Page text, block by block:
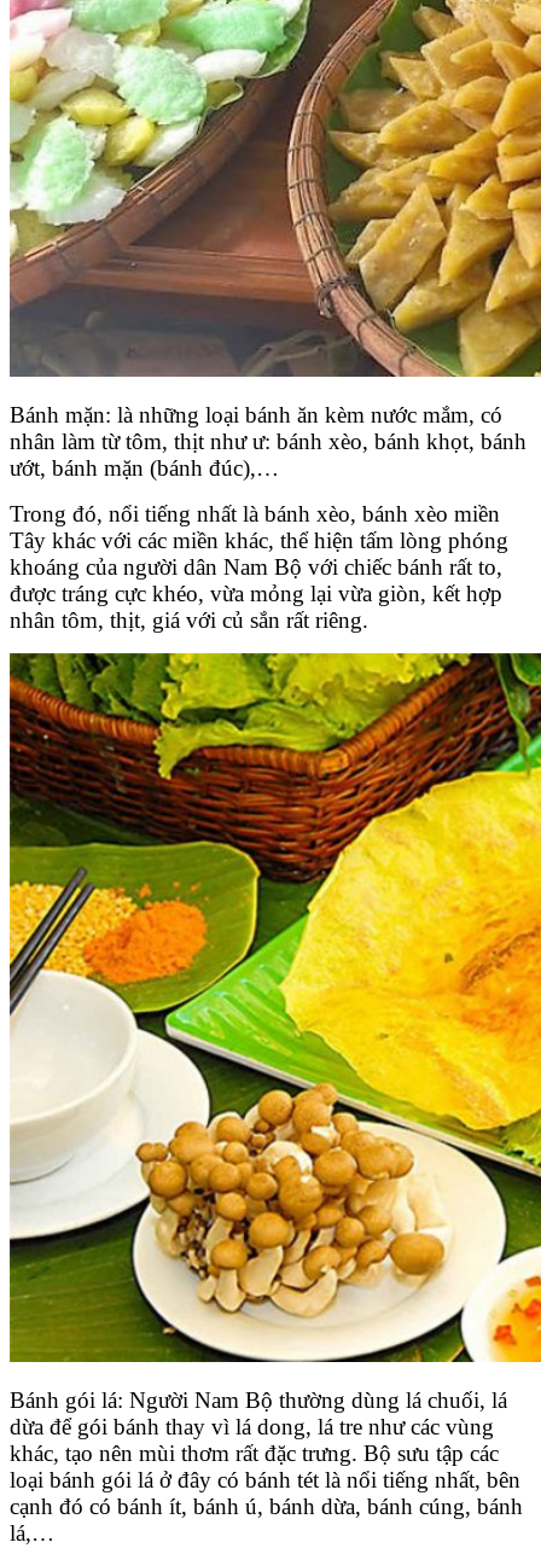
Bánh mặn: là những loại bánh ăn kèm nước mắm, có
nhân làm từ tôm, thịt như ư: bánh xèo, bánh khọt, bánh
ướt, bánh mặn (bánh đúc),…
Trong đó, nổi tiếng nhất là bánh xèo, bánh xèo miền
Tây khác với các miền khác, thể hiện tấm lòng phóng
khoáng của người dân Nam Bộ với chiếc bánh rất to,
được tráng cực khéo, vừa mỏng lại vừa giòn, kết hợp
nhân tôm, thịt, giá với củ sắn rất riêng.
Bánh gói lá: Người Nam Bộ thường dùng lá chuối, lá
dừa để gói bánh thay vì lá dong, lá tre như các vùng
khác, tạo nên mùi thơm rất đặc trưng. Bộ sưu tập các
loại bánh gói lá ở đây có bánh tét là nổi tiếng nhất, bên
cạnh đó có bánh ít, bánh ú, bánh dừa, bánh cúng, bánh
lá,…